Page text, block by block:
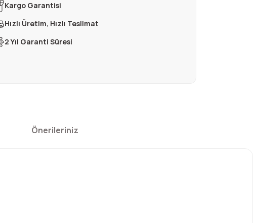
Kargo Garantisi
Hızlı Üretim, Hızlı Teslimat
2 Yıl Garanti Süresi
Önerileriniz